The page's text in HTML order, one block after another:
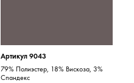
Артикул 9043
79% Полиэстер, 18% Вискоза, 3%
Спандекс